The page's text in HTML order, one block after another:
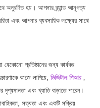
অনুরণিত হয়। আপনার ব্র্যান্ড আনুগত্য
এবং আপনার ব্যবসায়িক লক্ষ্যের সাথে
প্রতিষ্ঠানের জন্য কার্যকর
কাজে লাগিয়ে, ডিজিটাল পিআর ,
দৃশ্যমানতা এবং খ্যাতি বাড়াতে পারেন।
সত্যতা এবং একটি সক্রিয়